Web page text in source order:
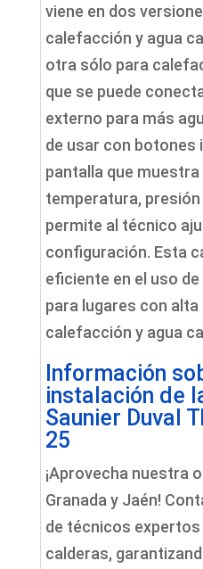
viene en dos
calefacción y agua
otra sólo para
que se puede
externo para más
de usar con botones
pantalla que
temperatura,
permite al técnico
configuración. Esta
eficiente en el uso de
para lugares con alta
calefacción y agua
Información
instalación de
Saunier Duval
25
¡Aprovecha nuestra
Granada y Jaén!
de técnicos
calderas,